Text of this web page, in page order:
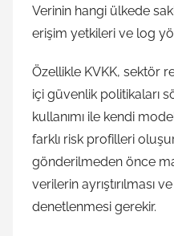
Verinin hangi ülkede
erişim yetkileri ve log
Özellikle KVKK, sektör
içi güvenlik politikaları
kullanımı ile kendi
farklı risk profilleri
gönderilmeden önce
verilerin ayrıştırılması
denetlenmesi gerekir.